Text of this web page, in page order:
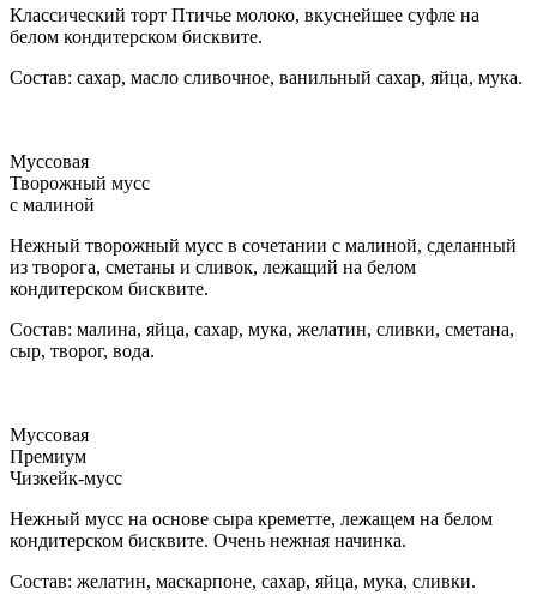
Классический торт Птичье молоко, вкуснейшее суфле на
белом кондитерском бисквите.
Состав: сахар, масло сливочное, ванильный сахар, яйца, мука.
Муссовая
Творожный мусс
с малиной
Нежный творожный мусс в сочетании с малиной, сделанный
из творога, сметаны и сливок, лежащий на белом
кондитерском бисквите.
Состав: малина, яйца, сахар, мука, желатин, сливки, сметана,
сыр, творог, вода.
Муссовая
Премиум
Чизкейк-мусс
Нежный мусс на основе сыра креметте, лежащем на белом
кондитерском бисквите. Очень нежная начинка.
Состав: желатин, маскарпоне, сахар, яйца, мука, сливки.